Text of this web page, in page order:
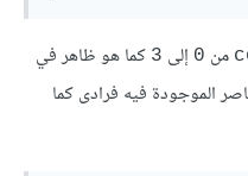
من 0 إلى 3 كما هو ظاهر في
الموجودة فيه فرادى كما